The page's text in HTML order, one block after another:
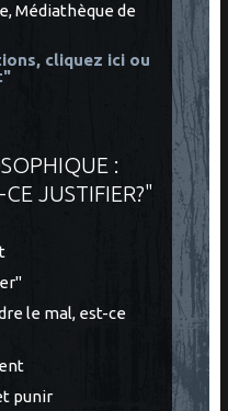
Médiathèque de
cliquez ici ou
:
JUSTIFIER?"
le mal, est-ce
punir